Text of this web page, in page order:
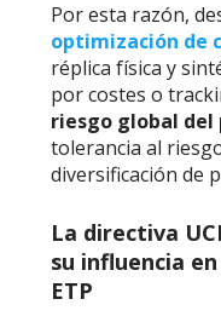
Por esta razón,
optimización de
réplica física y
por costes o
riesgo global
tolerancia al
diversificación de
La directiva
su influencia
ETP